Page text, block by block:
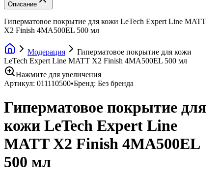
Описание
Гиперматовое покрытие для кожи LeTech Expert Line MATT
X2 Finish 4MA500EL 500 мл
Модерация
Гиперматовое покрытие для кожи
LeTech Expert Line MATT X2 Finish 4MA500EL 500 мл
Нажмите для увеличения
Артикул: 011110500•Бренд: Без бренда
Гиперматовое покрытие для
кожи LeTech Expert Line
MATT X2 Finish 4MA500EL
500 мл